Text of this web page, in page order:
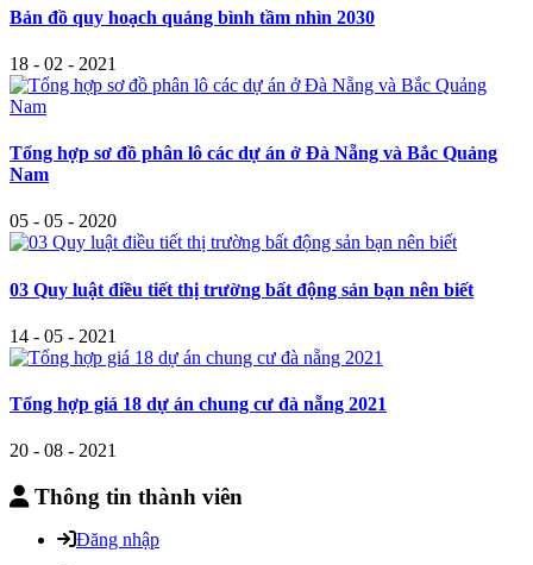
Bản đồ quy hoạch quảng bình tầm nhìn 2030
18 - 02 - 2021
Tổng hợp sơ đồ phân lô các dự án ở Đà Nẵng và Bắc Quảng
Nam
05 - 05 - 2020
03 Quy luật điều tiết thị trường bất động sản bạn nên biết
14 - 05 - 2021
Tổng hợp giá 18 dự án chung cư đà nẵng 2021
20 - 08 - 2021
Thông tin thành viên
Đăng nhập